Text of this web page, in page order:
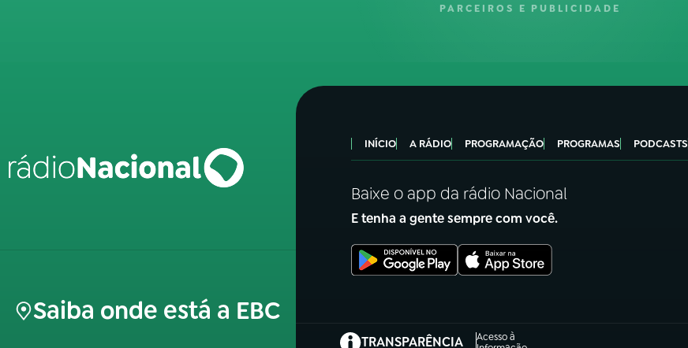
PARCEIROS E PUBLICIDADE
Saiba onde está a EBC
INÍCIO A RÁDIO PROGRAMAÇÃO PROGRAMAS PODCASTS
Baixe o app da rádio Nacional
E tenha a gente sempre com você.
TRANSPARÊNCIA
Acesso à